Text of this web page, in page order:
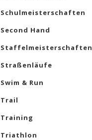
Schulmeisterschaften
Second Hand
Staffelmeisterschaften
Straßenläufe
Swim & Run
Trail
Training
Triathlon